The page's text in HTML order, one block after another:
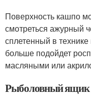
Поверхность кашпо
смотреться ажурный
сплетенный в
больше подойдет
масляными или
Рыболовный ящик